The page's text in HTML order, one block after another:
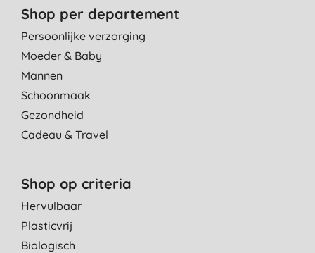
Shop per departement
Persoonlijke verzorging
Moeder & Baby
Mannen
Schoonmaak
Gezondheid
Cadeau & Travel
Shop op criteria
Hervulbaar
Plasticvrij
Biologisch